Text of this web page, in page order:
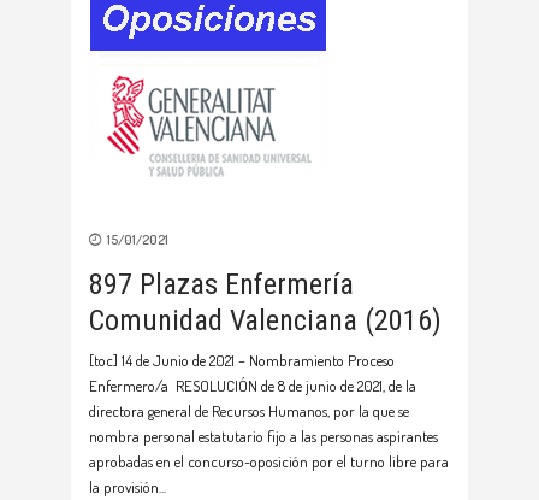
15/01/2021
897 Plazas Enfermería
Comunidad Valenciana (2016)
[toc] 14 de Junio de 2021 – Nombramiento Proceso
Enfermero/a RESOLUCIÓN de 8 de junio de 2021, de la
directora general de Recursos Humanos, por la que se
nombra personal estatutario fijo a las personas aspirantes
aprobadas en el concurso-oposición por el turno libre para
la provisión